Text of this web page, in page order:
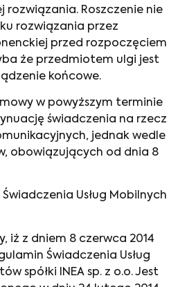
rozwiązania. Roszczenie nie
rozwiązania przez
przed rozpoczęciem
że przedmiotem ulgi jest
końcowe.
w powyższym terminie
świadczenia na rzecz
jednak wedle
obowiązujących od dnia 8
Usług Mobilnych
iż z dniem 8 czerwca 2014
Świadczenia Usług
spółki INEA sp. z o.o. Jest